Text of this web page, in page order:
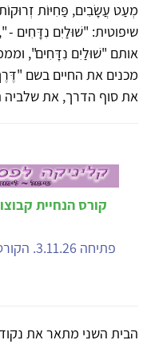
‏מְעַט עֲשָׂבִים, פַּחִיּוֹת
שיפוטית: "שׁוּלַיִם נִדָּחִים -
אותם "שׁוּלַיִם נִדָּחִים‏",
מכנים את החיים בשם
את סוף הדרך, את שלביה
קורס הנחיית
הבית השני מתאר את